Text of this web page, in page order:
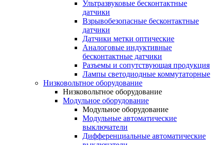
Ультразвуковые бесконтактные
датчики
Взрывобезопасные бесконтактные
датчики
Датчики метки оптические
Аналоговые индуктивные
бесконтактные датчики
Разъемы и сопутствующая продукция
Лампы светодиодные коммутаторные
Низковольтное оборудование
Низковольтное оборудование
Модульное оборудование
Модульное оборудование
Модульные автоматические
выключатели
Дифференциальные автоматические